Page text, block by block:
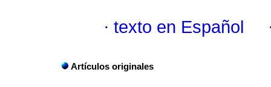
· texto en Español
Artículos originales